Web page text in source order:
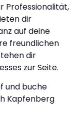
Professionalität,
dir
auf deine
freundlichen
dir
zur Seite.
und buche
Kapfenberg